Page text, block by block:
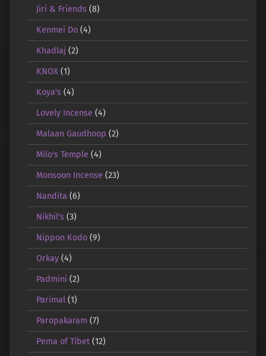
Jiri & Friends(8)
Kenmei Do(4)
Khadlaj (2)
KNOX(1)
Koya's(4)
Lovely Incense (4)
Malaan Gaudhoop (2)
Milo's Temple (4)
Monsoon Incense (23)
Nandita (6)
Nikhil's(3)
Nippon Kodo(9)
Orkay(4)
Padmini (2)
Parimal(1)
Paropakaram (7)
Pema of Tibet(12)